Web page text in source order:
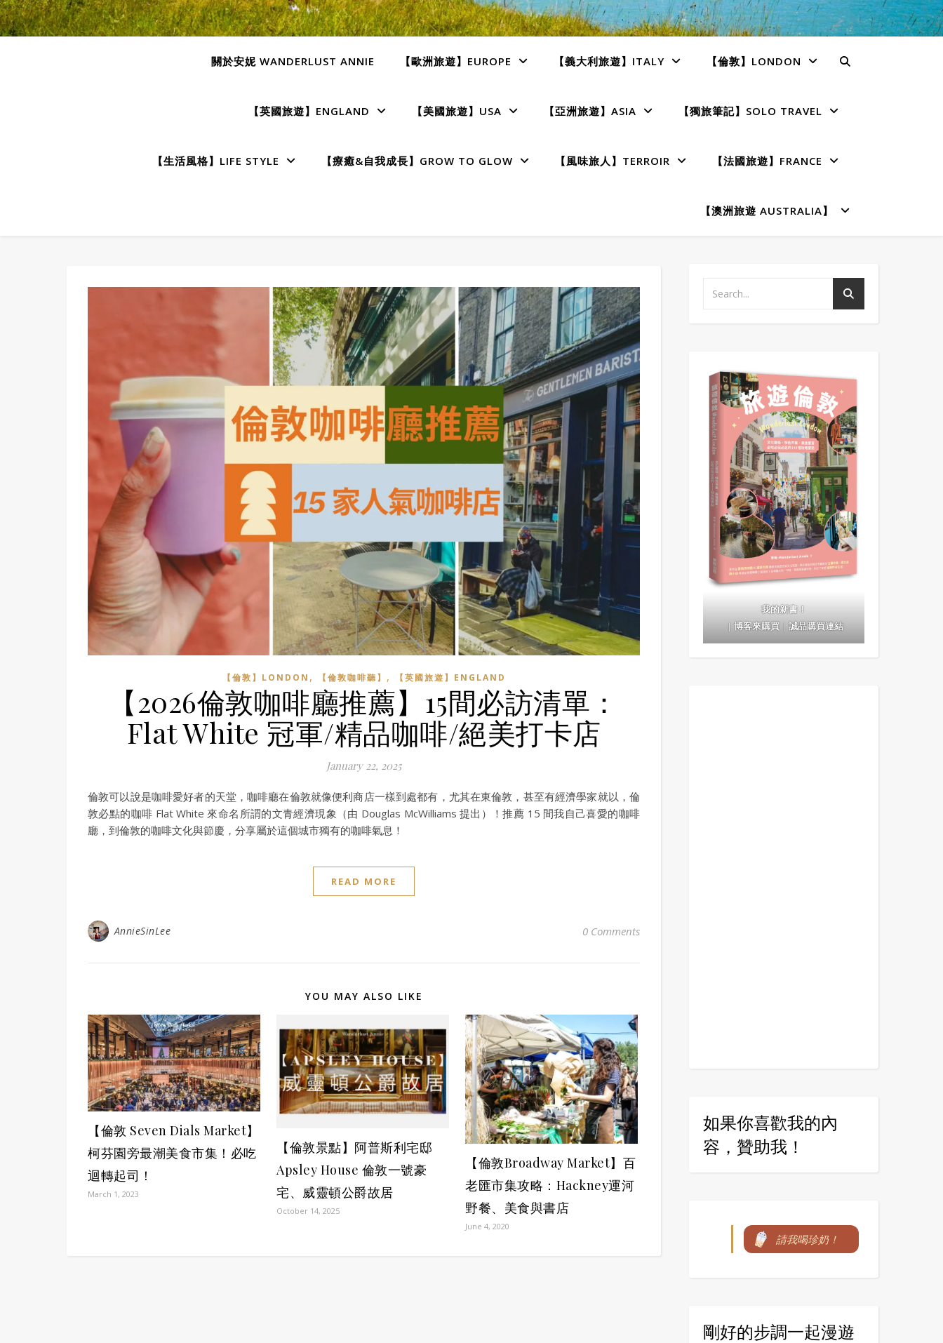
關於安妮 WANDERLUST ANNIE 【歐洲旅遊】EUROPE 【義大利旅遊】ITALY 【倫敦】LONDON
【英國旅遊】ENGLAND 【美國旅遊】USA 【亞洲旅遊】ASIA 【獨旅筆記】SOLO TRAVEL
【生活風格】LIFE STYLE 【療癒&自我成長】GROW TO GLOW 【風味旅人】TERROIR 【法國旅遊】FRANCE
【澳洲旅遊 AUSTRALIA】
【倫敦】LONDON , 【倫敦咖啡聽】 , 【英國旅遊】ENGLAND
【2026倫敦咖啡廳推薦】15間必訪清單：
Flat White 冠軍/精品咖啡/絕美打卡店
January 22, 2025
倫敦可以說是咖啡愛好者的天堂，咖啡廳在倫敦就像便利商店一樣到處都有，尤其在東倫敦，甚至有經濟學家就以，倫
敦必點的咖啡 Flat White 來命名所謂的文青經濟現象（由 Douglas McWilliams 提出）！推薦 15 間我自己喜愛的咖啡
廳，到倫敦的咖啡文化與節慶，分享屬於這個城市獨有的咖啡氣息！
READ MORE
AnnieSinLee 0 Comments
YOU MAY ALSO LIKE
【倫敦 Seven Dials Market】
柯芬園旁最潮美食市集！必吃
迴轉起司！
March 1, 2023
【倫敦景點】阿普斯利宅邸
Apsley House 倫敦一號豪
宅、威靈頓公爵故居
October 14, 2025
【倫敦Broadway Market】百
老匯市集攻略：Hackney運河
野餐、美食與書店
June 4, 2020
我的新書！
｜博客來購買｜誠品購買連結
如果你喜歡我的內
容，贊助我！
請我喝珍奶！
剛好的步調一起漫遊